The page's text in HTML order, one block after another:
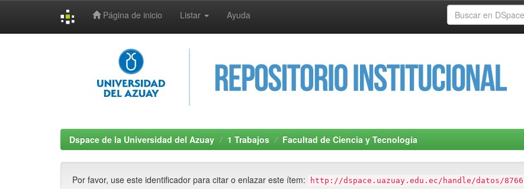
Página de inicio Listar Ayuda
Dspace de la Universidad del Azuay 1 Trabajos Facultad de Ciencia y Tecnología
Por favor, use este identificador para citar o enlazar este ítem: http://dspace.uazuay.edu.ec/handle/datos/8766